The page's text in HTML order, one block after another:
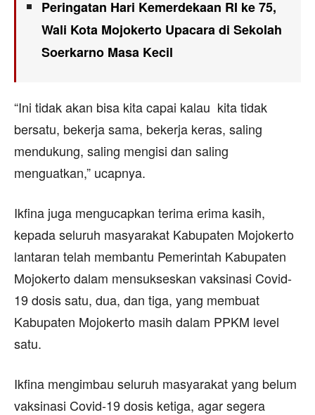
Peringatan Hari Kemerdekaan RI ke 75,
Wali Kota Mojokerto Upacara di Sekolah
Soerkarno Masa Kecil
“Ini tidak akan bisa kita capai kalau kita tidak
bersatu, bekerja sama, bekerja keras, saling
mendukung, saling mengisi dan saling
menguatkan,” ucapnya.
Ikfina juga mengucapkan terima erima kasih,
kepada seluruh masyarakat Kabupaten Mojokerto
lantaran telah membantu Pemerintah Kabupaten
Mojokerto dalam mensukseskan vaksinasi Covid-
19 dosis satu, dua, dan tiga, yang membuat
Kabupaten Mojokerto masih dalam PPKM level
satu.
Ikfina mengimbau seluruh masyarakat yang belum
vaksinasi Covid-19 dosis ketiga, agar segera